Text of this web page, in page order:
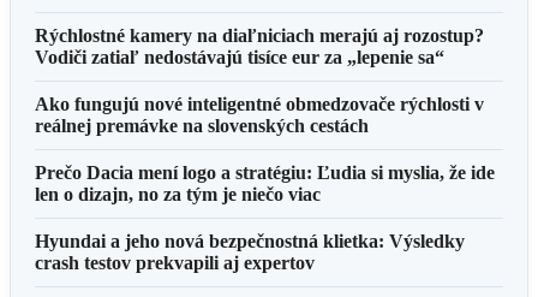
Rýchlostné kamery na diaľniciach merajú aj rozostup?
Vodiči zatiaľ nedostávajú tisíce eur za „lepenie sa“
Ako fungujú nové inteligentné obmedzovače rýchlosti v
reálnej premávke na slovenských cestách
Prečo Dacia mení logo a stratégiu: Ľudia si myslia, že ide
len o dizajn, no za tým je niečo viac
Hyundai a jeho nová bezpečnostná klietka: Výsledky
crash testov prekvapili aj expertov